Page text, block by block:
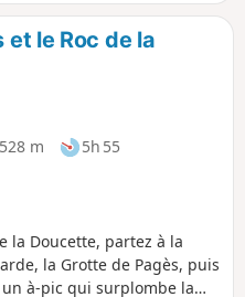
Pont des Camisards (9) est
risque d'éboulements.
et le Roc de la
m
5h 55
la Doucette, partez à la
la Grotte de Pagès, puis
à-pic qui surplombe la